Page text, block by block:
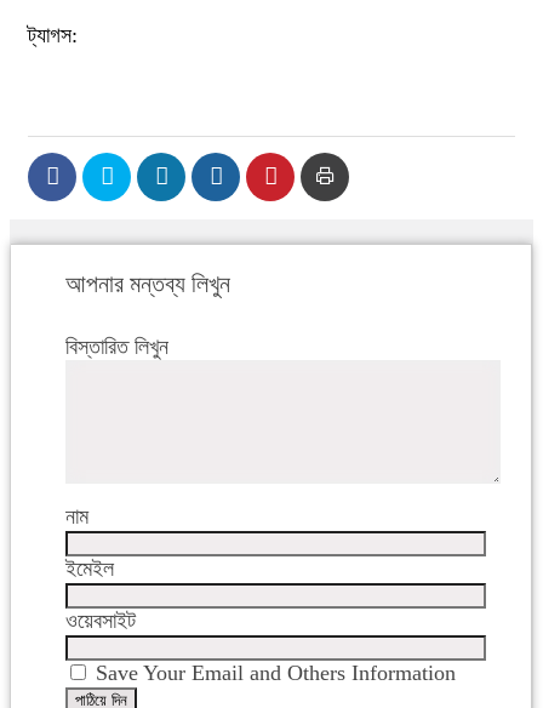
ট্যাগস:
আপনার মন্তব্য লিখুন
বিস্তারিত লিখুন
নাম
ইমেইল
ওয়েবসাইট
Save Your Email and Others Information